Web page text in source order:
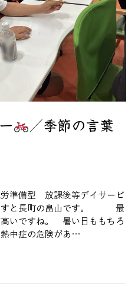
／季節の言葉
準備型 放課後等デイサービ
すと長町の畠山です。 最
いですね。 暑い日ももちろ
中症の危険があ…